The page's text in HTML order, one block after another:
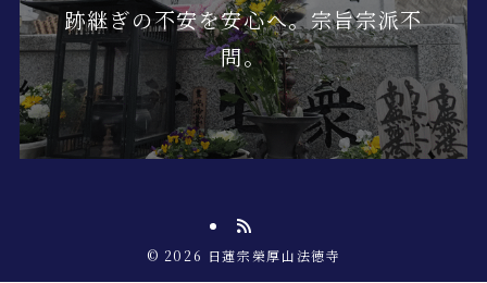
跡継ぎの不安を安心へ。宗旨宗派不
問。
© 2026 日蓮宗榮厚山法徳寺